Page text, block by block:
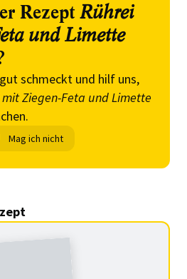
Rezept Rührei
und Limette
schmeckt und hilf uns,
Ziegen-Feta und Limette
Mag ich nicht